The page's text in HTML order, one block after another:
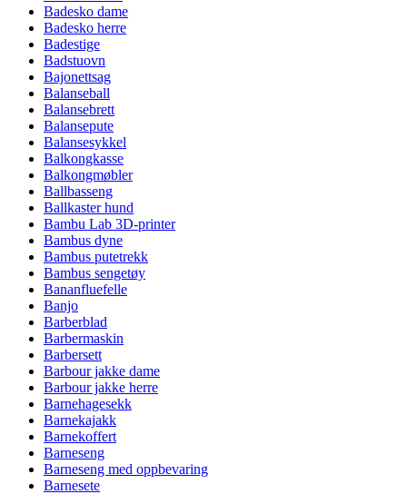
Badesko dame
Badesko herre
Badestige
Badstuovn
Bajonettsag
Balanseball
Balansebrett
Balansepute
Balansesykkel
Balkongkasse
Balkongmøbler
Ballbasseng
Ballkaster hund
Bambu Lab 3D-printer
Bambus dyne
Bambus putetrekk
Bambus sengetøy
Bananfluefelle
Banjo
Barberblad
Barbermaskin
Barbersett
Barbour jakke dame
Barbour jakke herre
Barnehagesekk
Barnekajakk
Barnekoffert
Barneseng
Barneseng med oppbevaring
Barnesete